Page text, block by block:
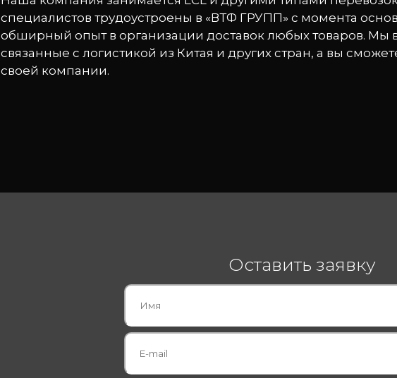
специалистов трудоустроены в «ВТФ ГРУПП» с момента
обширный опыт в организации доставок любых товаров. Мы
связанные с логистикой из Китая и других стран, а вы
своей компании.
Оставить заявку